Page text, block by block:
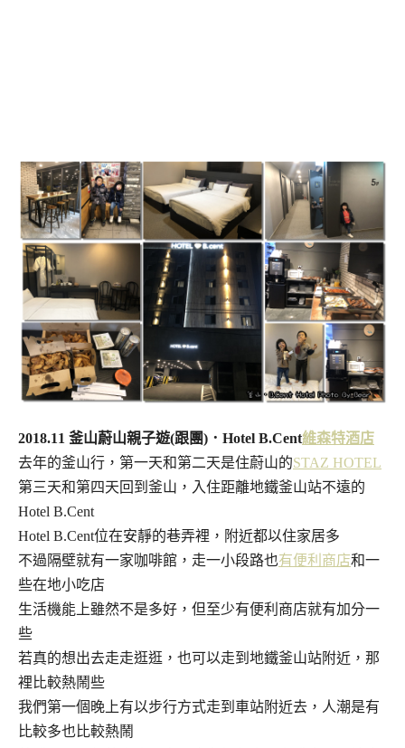
2018.11 釜山蔚山親子遊(跟團)．Hotel B.Cent維森特酒店
去年的釜山行，第一天和第二天是住蔚山的STAZ HOTEL
第三天和第四天回到釜山，入住距離地鐵釜山站不遠的
Hotel B.Cent
Hotel B.Cent位在安靜的巷弄裡，附近都以住家居多
不過隔壁就有一家咖啡館，走一小段路也有便利商店和一
些在地小吃店
生活機能上雖然不是多好，但至少有便利商店就有加分一
些
若真的想出去走走逛逛，也可以走到地鐵釜山站附近，那
裡比較熱鬧些
我們第一個晚上有以步行方式走到車站附近去，人潮是有
比較多也比較熱鬧